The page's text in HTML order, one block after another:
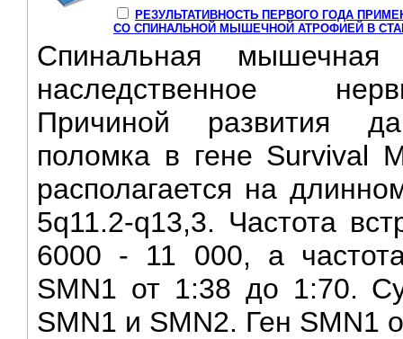
РЕЗУЛЬТАТИВНОСТЬ ПЕРВОГО ГОДА
СО СПИНАЛЬНОЙ МЫШЕЧНОЙ АТРОФИЕЙ В
Спинальная
наследственное
Причиной развития
поломка в гене Survival
располагается на
5q11.2-q13,3. Частота
6000 - 11 000, а
SMN1 от 1:38 до 1:70.
SMN1 и SMN2. Ген SMN1